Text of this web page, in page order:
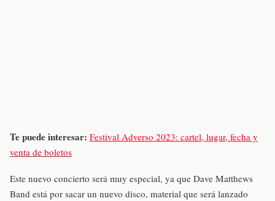
Te puede interesar: Festival Adverso 2023: cartel, lugar, fecha y
venta de boletos
Este nuevo concierto será muy especial, ya que Dave Matthews
Band está por sacar un nuevo disco, material que será lanzado